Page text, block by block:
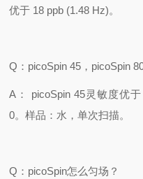
优于 18 ppb (1.48 Hz)。
Q ： picoSpin 45 ， picoSpin
A ： picoSpin 45灵敏度优于
0。样品：水，单次扫描。
Q ： picoSpin怎么匀场？